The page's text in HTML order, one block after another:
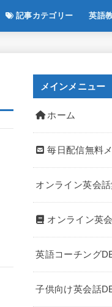
記事カテゴリー 英語
メインメニュー
ホーム
毎日配信無料
オンライン英会
オンライン英
英語コーチング
子供向け英会話